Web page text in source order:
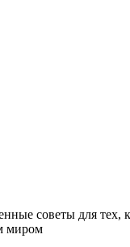
советы для тех,
миром